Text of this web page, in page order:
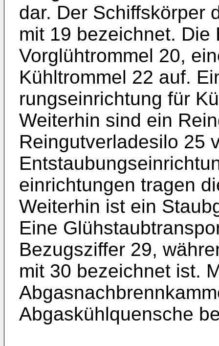
dar. Der Schiffskörper
mit 19 bezeichnet. Die
Vorglühtrommel 20,
Kühltrommel 22 auf.
rungseinrichtung für
Weiter­hin sind ein
Reingutverladesilo 25
einrichtungen tragen
Weiterhin ist ein
Eine
Bezugsziffer 29,
mit 30 bezeichnet ist.
Abgaskühlquensche